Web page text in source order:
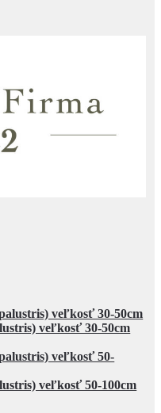
veľkosť 30-50cm
veľkosť 50-100cm